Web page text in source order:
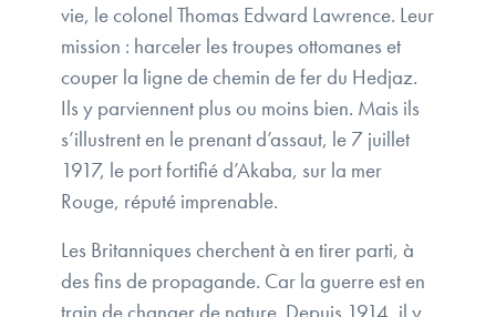
vie, le colonel Thomas Edward Lawrence. Leur
mission : harceler les troupes ottomanes et
couper la ligne de chemin de fer du Hedjaz.
Ils y parviennent plus ou moins bien. Mais ils
s’illustrent en le prenant d’assaut, le 7 juillet
1917, le port fortifié d’Akaba, sur la mer
Rouge, réputé imprenable.
Les Britanniques cherchent à en tirer parti, à
des fins de propagande. Car la guerre est en